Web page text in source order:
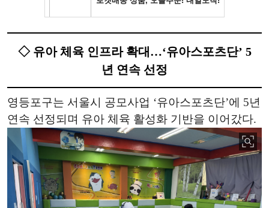
◇ 유아 체육 인프라 확대…‘유아스포츠단’ 5
년 연속 선정
영등포구는 서울시 공모사업 ‘유아스포츠단’에 5년
연속 선정되며 유아 체육 활성화 기반을 이어갔다.